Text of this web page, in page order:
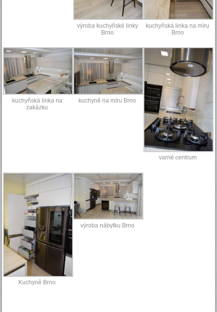
výroba kuchyňské linky
Brno
kuchyňská linka na míru
Brno
kuchyňská linka na
zakázku
kuchyně na míru Brno
varné centrum
Kuchyně Brno
výroba nábytku Brno